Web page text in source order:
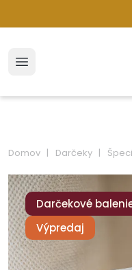
Domov Darčeky
Darčekové
Výpredaj